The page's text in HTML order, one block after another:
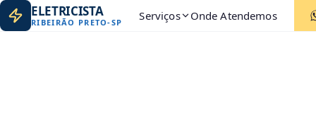
ELETRICISTA
RIBEIRÃO PRETO-SP Serviços Onde Atendemos